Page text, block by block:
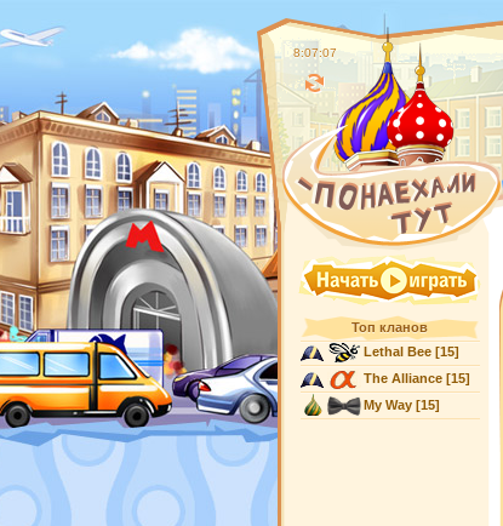
8:07:08
Топ кланов
Lethal Bee[15]
The Alliance[15]
My Way[15]